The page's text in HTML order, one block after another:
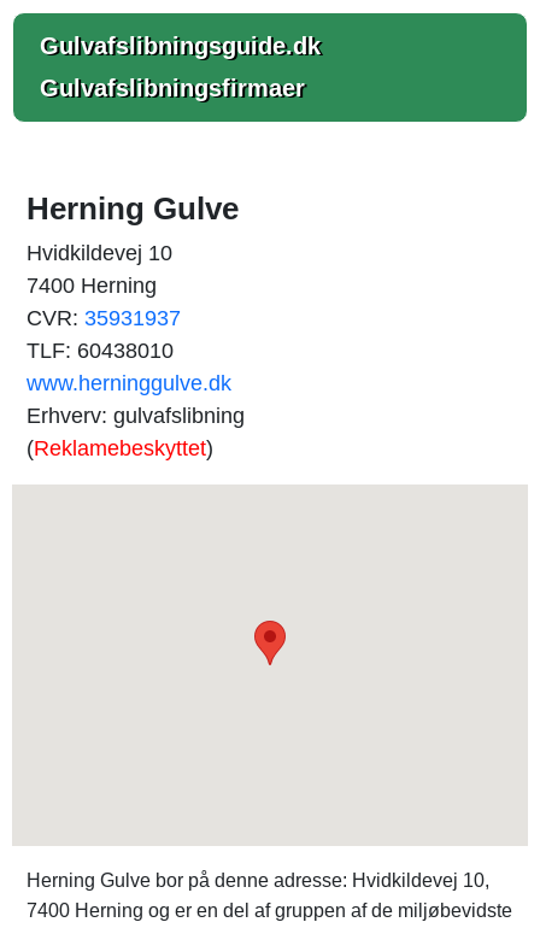
Gulvafslibningsguide.dk
Gulvafslibningsfirmaer
Herning Gulve
Hvidkildevej 10
7400 Herning
CVR: 35931937
TLF: 60438010
www.herninggulve.dk
Erhverv: gulvafslibning
(Reklamebeskyttet)
Herning Gulve bor på denne adresse: Hvidkildevej 10,
7400 Herning og er en del af gruppen af de miljøbevidste